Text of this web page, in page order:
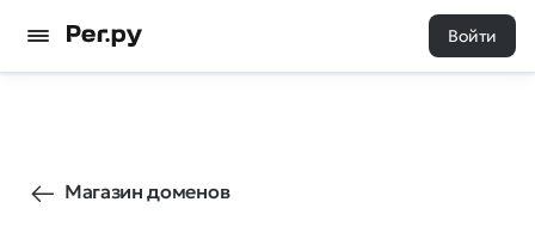
Войти
Магазин доменов
39 0